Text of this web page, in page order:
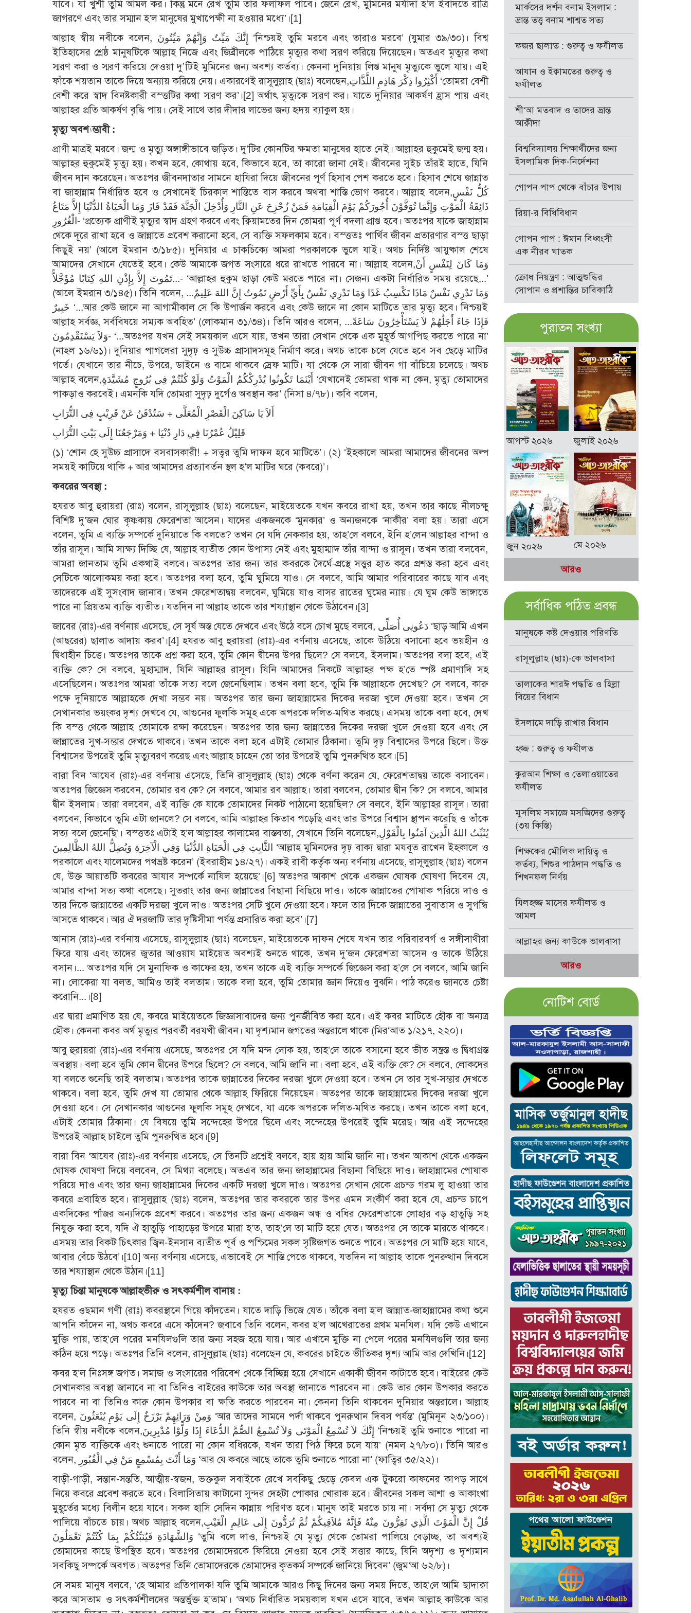
যাবে। যা খুশী তুমি আমল কর। কিন্তু মনে রেখ তুমি তার ফলাফল পাবে। জেনে রেখ, মুমিনের মর্যাদা হ’ল ইবাদতে রাত্রি
জাগরণে এবং তার সম্মান হ’ল মানুষের মুখাপেক্ষী না হওয়ার মধ্যে’।[1]
আল্লাহ স্বীয় নবীকে বলেন, إِنَّكَ مَيِّتٌ وَإِنَّهُمْ مَيِّتُونَ ‘নিশ্চয়ই তুমি মরবে এবং তারাও মরবে’ (যুমার ৩৯/৩০)। বিশ্ব
ইতিহাসের শ্রেষ্ঠ মানুষটিকে আল্লাহ নিজে এবং জিব্রীলকে পাঠিয়ে মৃত্যুর কথা স্মরণ করিয়ে দিয়েছেন। অতএব মৃত্যুর কথা
স্মরণ করা ও স্মরণ করিয়ে দেওয়া দু’টিই মুমিনের জন্য অবশ্য কর্তব্য। কেননা দুনিয়ায় লিপ্ত মানুষ মৃত্যুকে ভুলে যায়। এই
ফাঁকে শয়তান তাকে দিয়ে অন্যায় করিয়ে নেয়। একারণেই রাসূলুল্লাহ (ছাঃ) বলেছেন,أَكْثِرُوا ذِكْرَ هَاذِمِ اللَّذَّاتِ ‘তোমরা বেশী
বেশী করে স্বাদ বিনষ্টকারী বস্ত্তটির কথা স্মরণ কর’।[2] অর্থাৎ মৃত্যুকে স্মরণ কর। যাতে দুনিয়ার আকর্ষণ হ্রাস পায় এবং
আল্লাহর প্রতি আকর্ষণ বৃদ্ধি পায়। সেই সাথে তার দীদার লাভের জন্য হৃদয় ব্যাকুল হয়।
মৃত্যু অবশ্যম্ভাবী :
প্রাণী মাত্রই মরবে। জন্ম ও মৃত্যু অঙ্গাঙ্গীভাবে জড়িত। দু’টির কোনটির ক্ষমতা মানুষের হাতে নেই। আল্লাহর হুকুমেই জন্ম হয়।
আল্লাহর হুকুমেই মৃত্যু হয়। কখন হবে, কোথায় হবে, কিভাবে হবে, তা কারো জানা নেই। জীবনের সুইচ তাঁরই হাতে, যিনি
জীবন দান করেছেন। অতঃপর জীবনদাতার সামনে হাযিরা দিয়ে জীবনের পূর্ণ হিসাব পেশ করতে হবে। হিসাব শেষে জান্নাত
বা জাহান্নাম নির্ধারিত হবে ও সেখানেই চিরকাল শান্তিতে বাস করবে অথবা শাস্তি ভোগ করবে। আল্লাহ বলেন,كُلُّ نَفْسٍ
ذَائِقَةُ الْمَوْتِ وَإِنَّمَا تُوَفَّوْنَ أُجُورَكُمْ يَوْمَ الْقِيَامَةِ فَمَنْ زُحْزِحَ عَنِ النَّارِ وَأُدْخِلَ الْجَنَّةَ فَقَدْ فَازَ وَمَا الْحَيَاةُ الدُّنْيَا إِلاَّ مَتَاعُ
الْغُرُورِ- ‘প্রত্যেক প্রাণীই মৃত্যুর স্বাদ গ্রহণ করবে এবং ক্বিয়ামতের দিন তোমরা পূর্ণ বদলা প্রাপ্ত হবে। অতঃপর যাকে জাহান্নাম
থেকে দূরে রাখা হবে ও জান্নাতে প্রবেশ করানো হবে, সে ব্যক্তি সফলকাম হবে। বস্ত্ততঃ পার্থিব জীবন প্রতারণার বস্ত্ত ছাড়া
কিছুই নয়’ (আলে ইমরান ৩/১৮৫)। দুনিয়ার এ চাকচিক্যে আমরা পরকালকে ভুলে যাই। অথচ নির্দিষ্ট আয়ুষ্কাল শেষে
আমাদের সেখানে যেতেই হবে। কেউ আমাকে জগত সংসারে ধরে রাখতে পারবে না। আল্লাহ বলেন,وَمَا كَانَ لِنَفْسٍ أَنْ
تَمُوتَ إِلاَّ بِإِذْنِ اللهِ كِتَابًا مُؤَجَّلاًّ...- ‘আল্লাহর হুকুম ছাড়া কেউ মরতে পারে না। সেজন্য একটা নির্ধারিত সময় রয়েছে...’
(আলে ইমরান ৩/১৪৫)। তিনি বলেন, ...وَمَا تَدْرِي نَفْسٌ مَاذَا تَكْسِبُ غَدًا وَمَا تَدْرِي نَفْسٌ بِأَيِّ أَرْضٍ تَمُوتُ إِنَّ اللهَ عَلِيمٌ
خَبِيرٌ ‘...আর কেউ জানে না আগামীকাল সে কি উপার্জন করবে এবং কেউ জানে না কোন মাটিতে তার মৃত্যু হবে। নিশ্চয়ই
আল্লাহ সর্বজ্ঞ, সর্ববিষয়ে সম্যক অবহিত’ (লোকমান ৩১/৩৪)। তিনি আরও বলেন, ...فَإِذَا جَاءَ أَجَلُهُمْ لاَ يَسْتَأْخِرُونَ سَاعَةً
وَلاَ يَسْتَقْدِمُونَ- ‘...অতঃপর যখন সেই সময়কাল এসে যায়, তখন তারা সেখান থেকে এক মুহূর্ত আগপিছ করতে পারে না’
(নাহল ১৬/৬১)। দুনিয়ার পাগলেরা সুদৃঢ় ও সুউচ্চ প্রাসাদসমূহ নির্মাণ করে। অথচ তাকে চলে যেতে হবে সব ছেড়ে মাটির
গর্তে। যেখানে তার নীচে, উপরে, ডাইনে ও বামে থাকবে স্রেফ মাটি। যা থেকে সে সারা জীবন গা বাঁচিয়ে চলেছে। অথচ
আল্লাহ বলেন,أَيْنَمَا تَكُونُوا يُدْرِكْكُمُ الْمَوْتُ وَلَوْ كُنْتُمْ فِي بُرُوجٍ مُشَيَّدَةٍ ‘যেখানেই তোমরা থাক না কেন, মৃত্যু তোমাদের
পাকড়াও করবেই। এমনকি যদি তোমরা সুদৃঢ় দুর্গেও অবস্থান কর’ (নিসা ৪/৭৮)। কবি বলেন,
أَلاَ يَا سَاكِنَ الْقَصْرِ الْمُعَلَّى + سَتُدْفَنُ عَنْ قَرِيْبٍ فِى التُّرَابِ
قَلِيْلُ عُمْرُنَا فِي دَارِ دُنْيَا + وَمَرْجَعُنَا إِلَى بَيْتِ التُّرَابِ
(১) ‘শোন হে সুউচ্চ প্রাসাদে বসবাসকারী! + সত্বর তুমি দাফন হবে মাটিতে’। (২) ‘ইহকালে আমরা আমাদের জীবনের অল্প
সময়ই কাটিয়ে থাকি + আর আমাদের প্রত্যাবর্তন স্থল হ’ল মাটির ঘরে (কবরে)’।
কবরের অবস্থা :
হযরত আবু হুরায়রা (রাঃ) বলেন, রাসূলুল্লাহ (ছাঃ) বলেছেন, মাইয়েতকে যখন কবরে রাখা হয়, তখন তার কাছে নীলচক্ষু
বিশিষ্ট দু’জন ঘোর কৃষ্ণকায় ফেরেশতা আসেন। যাদের একজনকে ‘মুনকার’ ও অন্যজনকে ‘নাকীর’ বলা হয়। তারা এসে
বলেন, তুমি এ ব্যক্তি সম্পর্কে দুনিয়াতে কি বলতে? তখন সে যদি নেককার হয়, তাহ’লে বলবে, ইনি হ’লেন আল্লাহর বান্দা ও
তাঁর রাসূল। আমি সাক্ষ্য দিচ্ছি যে, আল্লাহ ব্যতীত কোন উপাস্য নেই এবং মুহাম্মাদ তাঁর বান্দা ও রাসূল। তখন তারা বলবেন,
আমরা জানতাম তুমি একথাই বলবে। অতঃপর তার জন্য তার কবরকে দৈর্ঘে-প্রস্থে সত্তুর হাত করে প্রশস্ত করা হবে এবং
সেটিকে আলোকময় করা হবে। অতঃপর বলা হবে, তুমি ঘুমিয়ে যাও। সে বলবে, আমি আমার পরিবারের কাছে যাব এবং
তাদেরকে এই সুসংবাদ জানাব। তখন ফেরেশতাদ্বয় বলবেন, ঘুমিয়ে যাও বাসর রাতের ঘুমের ন্যায়। যে ঘুম কেউ ভাঙ্গাতে
পারে না প্রিয়তম ব্যক্তি ব্যতীত। যতদিন না আল্লাহ তাকে তার শয্যাস্থান থেকে উঠাবেন।[3]
জাবের (রাঃ)-এর বর্ণনায় এসেছে, সে সূর্য অস্ত যেতে দেখবে এবং উঠে বসে চোখ মুছে বলবে, دَعُونِى أُصَلِّى ‘ছাড় আমি এখন
(আছরের) ছালাত আদায় করব’।[4] হযরত আবু হুরায়রা (রাঃ)-এর বর্ণনায় এসেছে, তাকে উঠিয়ে বসানো হবে ভয়হীন ও
দ্বিধাহীন চিত্তে। অতঃপর তাকে প্রশ্ন করা হবে, তুমি কোন দ্বীনের উপর ছিলে? সে বলবে, ইসলাম। অতঃপর বলা হবে, এই
ব্যক্তি কে? সে বলবে, মুহাম্মাদ, যিনি আল্লাহর রাসূল। যিনি আমাদের নিকটে আল্লাহর পক্ষ হ’তে স্পষ্ট প্রমাণাদি সহ
এসেছিলেন। অতঃপর আমরা তাঁকে সত্য বলে জেনেছিলাম। তখন বলা হবে, তুমি কি আল্লাহকে দেখেছ? সে বলবে, কারু
পক্ষে দুনিয়াতে আল্লাহকে দেখা সম্ভব নয়। অতঃপর তার জন্য জাহান্নামের দিকের দরজা খুলে দেওয়া হবে। তখন সে
সেখানকার ভয়ংকর দৃশ্য দেখবে যে, আগুনের ফুলকি সমূহ একে অপরকে দলিত-মথিত করছে। এসময় তাকে বলা হবে, দেখ
কি বস্ত্ত থেকে আল্লাহ তোমাকে রক্ষা করেছেন। অতঃপর তার জন্য জান্নাতের দিকের দরজা খুলে দেওয়া হবে এবং সে
জান্নাতের সুখ-সম্ভার দেখতে থাকবে। তখন তাকে বলা হবে এটাই তোমার ঠিকানা। তুমি দৃঢ় বিশ্বাসের উপরে ছিলে। উক্ত
বিশ্বাসের উপরেই তুমি মৃত্যুবরণ করেছ এবং আল্লাহ চাহেন তো তার উপরেই তুমি পুনরুত্থিত হবে।[5]
বারা বিন ‘আযেব (রাঃ)-এর বর্ণনায় এসেছে, তিনি রাসূলুল্লাহ (ছাঃ) থেকে বর্ণনা করেন যে, ফেরেশতাদ্বয় তাকে বসাবেন।
অতঃপর জিজ্ঞেস করবেন, তোমার রব কে? সে বলবে, আমার রব আল্লাহ। তারা বলবেন, তোমার দ্বীন কি? সে বলবে, আমার
দ্বীন ইসলাম। তারা বলবেন, এই ব্যক্তি কে যাকে তোমাদের নিকট পাঠানো হয়েছিল? সে বলবে, ইনি আল্লাহর রাসূল। তারা
বলবেন, কিভাবে তুমি এটা জানলে? সে বলবে, আমি আল্লাহর কিতাব পড়েছি এবং তার উপরে বিশ্বাস স্থাপন করেছি ও তাঁকে
সত্য বলে জেনেছি’। বস্ত্ততঃ এটাই হ’ল আল্লাহর কালামের বাস্তবতা, যেখানে তিনি বলেছেন,يُثَبِّتُ اللهُ الَّذِينَ آمَنُوا بِالْقَوْلِ
الثَّابِتِ فِي الْحَيَاةِ الدُّنْيَا وَفِي الْآخِرَةِ وَيُضِلُّ اللهُ الظَّالِمِينَ ‘আল্লাহ মুমিনদের দৃঢ় বাক্য দ্বারা মযবূত রাখেন ইহকালে ও
পরকালে এবং যালেমদের পথভ্রষ্ট করেন’ (ইবরাহীম ১৪/২৭)। একই রাবী কর্তৃক অন্য বর্ণনায় এসেছে, রাসূলুল্লাহ (ছাঃ) বলেন
যে, উক্ত আয়াতটি কবরের আযাব সম্পর্কে নাযিল হয়েছে’।[6] অতঃপর আকাশ থেকে একজন ঘোষক ঘোষণা দিবেন যে,
আমার বান্দা সত্য কথা বলেছে। সুতরাং তার জন্য জান্নাতের বিছানা বিছিয়ে দাও। তাকে জান্নাতের পোষাক পরিয়ে দাও ও
তার দিকে জান্নাতের একটি দরজা খুলে দাও। অতঃপর সেটি খুলে দেওয়া হবে। ফলে তার দিকে জান্নাতের সুবাতাস ও সুগন্ধি
আসতে থাকবে। আর ঐ দরজাটি তার দৃষ্টিসীমা পর্যন্ত প্রসারিত করা হবে’।[7]
আনাস (রাঃ)-এর বর্ণনায় এসেছে, রাসূলুল্লাহ (ছাঃ) বলেছেন, মাইয়েতকে দাফন শেষে যখন তার পরিবারবর্গ ও সঙ্গীসাথীরা
ফিরে যায় এবং তাদের জুতার আওয়ায মাইয়েত অবশ্যই শুনতে থাকে, তখন দু’জন ফেরেশতা আসেন ও তাকে উঠিয়ে
বসান।... অতঃপর যদি সে মুনাফিক ও কাফের হয়, তখন তাকে এই ব্যক্তি সম্পর্কে জিজ্ঞেস করা হ’লে সে বলবে, আমি জানি
না। লোকেরা যা বলত, আমিও তাই বলতাম। তাকে বলা হবে, তুমি তোমার জ্ঞান দিয়েও বুঝনি। পাঠ করেও জানতে চেষ্টা
করোনি...।[8]
এর দ্বারা প্রমাণিত হয় যে, কবরে মাইয়েতকে জিজ্ঞাসাবাদের জন্য পুনর্জীবিত করা হবে। এই কবর মাটিতে হৌক বা অন্যত্র
হৌক। কেননা কবর অর্থ মৃত্যুর পরবর্তী বরযখী জীবন। যা দৃশ্যমান জগতের অন্তরালে থাকে (মির‘আত ১/২১৭, ২২০)।
আবু হুরায়রা (রাঃ)-এর বর্ণনায় এসেছে, অতঃপর সে যদি মন্দ লোক হয়, তাহ’লে তাকে বসানো হবে ভীত সন্ত্রস্ত ও দ্বিধাগ্রস্ত
অবস্থায়। বলা হবে তুমি কোন দ্বীনের উপরে ছিলে? সে বলবে, আমি জানি না। বলা হবে, এই ব্যক্তি কে? সে বলবে, লোকদের
যা বলতে শুনেছি তাই বলতাম। অতঃপর তাকে জান্নাতের দিকের দরজা খুলে দেওয়া হবে। তখন সে তার সুখ-সম্ভার দেখতে
থাকবে। বলা হবে, তুমি দেখ যা তোমার থেকে আল্লাহ ফিরিয়ে নিয়েছেন। অতঃপর তাকে জাহান্নামের দিকের দরজা খুলে
দেওয়া হবে। সে সেখানকার আগুনের ফুলকি সমূহ দেখবে, যা একে অপরকে দলিত-মথিত করছে। তখন তাকে বলা হবে,
এটাই তোমার ঠিকানা। যে বিষয়ে তুমি সন্দেহের উপরে ছিলে এবং সন্দেহের উপরেই তুমি মরেছ। আর এই সন্দেহের
উপরেই আল্লাহ চাইলে তুমি পুনরুত্থিত হবে।[9]
বারা বিন ‘আযেব (রাঃ)-এর বর্ণনায় এসেছে, সে তিনটি প্রশ্নেই বলবে, হায় হায় আমি জানি না। তখন আকাশ থেকে একজন
ঘোষক ঘোষণা দিয়ে বলবেন, সে মিথ্যা বলেছে। অতএব তার জন্য জাহান্নামের বিছানা বিছিয়ে দাও। জাহান্নামের পোষাক
পরিয়ে দাও এবং তার জন্য জাহান্নামের দিকের একটি দরজা খুলে দাও। অতঃপর সেখান থেকে প্রচন্ড গরম লু হাওয়া তার
কবরে প্রবাহিত হবে। রাসূলুল্লাহ (ছাঃ) বলেন, অতঃপর তার কবরকে তার উপর এমন সংকীর্ণ করা হবে যে, প্রচন্ড চাপে
একদিকের পাঁজর অন্যদিকে প্রবেশ করবে। অতঃপর তার জন্য একজন অন্ধ ও বধির ফেরেশতাকে লোহার বড় হাতুড়ি সহ
নিযুক্ত করা হবে, যদি ঐ হাতুড়ি পাহাড়ের উপরে মারা হ’ত, তাহ’লে তা মাটি হয়ে যেত। অতঃপর সে তাকে মারতে থাকবে।
এসময় তার বিকট চিৎকার জ্বিন-ইনসান ব্যতীত পূর্ব ও পশ্চিমের সকল সৃষ্টিজগত শুনতে পাবে। অতঃপর সে মাটি হয়ে যাবে,
আবার বেঁচে উঠবে’।[10] অন্য বর্ণনায় এসেছে, এভাবেই সে শাস্তি পেতে থাকবে, যতদিন না আল্লাহ তাকে পুনরুত্থান দিবসে
তার শয্যাস্থান থেকে উঠান।[11]
মৃত্যু চিন্তা মানুষকে আল্লাহভীরু ও সৎকর্মশীল বানায় :
হযরত ওছমান গণী (রাঃ) কবরস্থানে গিয়ে কাঁদতেন। যাতে দাড়ি ভিজে যেত। তাঁকে বলা হ’ল জান্নাত-জাহান্নামের কথা শুনে
আপনি কাঁদেন না, অথচ কবরে এসে কাঁদেন? জবাবে তিনি বলেন, কবর হ’ল আখেরাতের প্রথম মনযিল। যদি কেউ এখানে
মুক্তি পায়, তাহ’লে পরের মনযিলগুলি তার জন্য সহজ হয়ে যায়। আর এখানে মুক্তি না পেলে পরের মনযিলগুলি তার জন্য
কঠিন হয়ে পড়ে। অতঃপর তিনি বলেন, রাসূলুল্লাহ (ছাঃ) বলেছেন যে, কবরের চাইতে ভীতিকর দৃশ্য আমি আর দেখিনি।[12]
কবর হ’ল নিঃসঙ্গ জগত। সমাজ ও সংসারের পরিবেশ থেকে বিচ্ছিন্ন হয়ে সেখানে একাকী জীবন কাটাতে হবে। বাইরের কেউ
সেখানকার অবস্থা জানাবে না বা তিনিও বাইরের কাউকে তার অবস্থা জানাতে পারবেন না। কেউ তার কোন উপকার করতে
পারবে না বা তিনিও কারু কোন উপকার বা ক্ষতি করতে পারবেন না। কেননা তিনি থাকবেন দুনিয়ার অন্তরালে। আল্লাহ
বলেন, وَمِنْ وَرَائِهِمْ بَرْزَخٌ إِلَى يَوْمِ يُبْعَثُونَ ‘আর তাদের সামনে পর্দা থাকবে পুনরুত্থান দিবস পর্যন্ত’ (মুমিনূন ২৩/১০০)।
তিনি স্বীয় নবীকে বলেন,إِنَّكَ لاَ تُسْمِعُ الْمَوْتَى وَلاَ تُسْمِعُ الصُّمَّ الدُّعَاءَ إِذَا وَلَّوْا مُدْبِرِينَ ‘নিশ্চয়ই তুমি শুনাতে পারো না
কোন মৃত ব্যক্তিকে এবং শুনাতে পারো না কোন বধিরকে, যখন তারা পিঠ ফিরে চলে যায়’ (নমল ২৭/৮০)। তিনি আরও
বলেন, وَمَا أَنْتَ بِمُسْمِعٍ مَنْ فِي الْقُبُورِ ‘আর যে কবরে আছে তাকে তুমি শুনাতে পারো না’ (ফাত্বির ৩৫/২২)।
বাড়ী-গাড়ী, সন্তান-সন্ততি, আত্মীয়-স্বজন, ভক্তকুল সবাইকে রেখে সবকিছু ছেড়ে কেবল এক টুকরো কাফনের কাপড় সাথে
নিয়ে কবরে প্রবেশ করতে হবে। বিলাসিতায় কাটানো সুন্দর দেহটা পোকার খোরাক হবে। জীবনের সকল আশা ও আকাংখা
মুহূর্তের মধ্যে বিলীন হয়ে যাবে। সকল হাসি সেদিন কান্নায় পরিণত হবে। মানুষ তাই মরতে চায় না। সর্বদা সে মৃত্যু থেকে
পালিয়ে বাঁচতে চায়। অথচ আল্লাহ বলেন,قُلْ إِنَّ الْمَوْتَ الَّذِي تَفِرُّونَ مِنْهُ فَإِنَّهُ مُلاَقِيكُمْ ثُمَّ تُرَدُّونَ إِلَى عَالِمِ الْغَيْبِ
وَالشَّهَادَةِ فَيُنَبِّئُكُمْ بِمَا كُنْتُمْ تَعْمَلُونَ ‘তুমি বলে দাও, নিশ্চয়ই যে মৃত্যু থেকে তোমরা পালিয়ে বেড়াচ্ছ, তা অবশ্যই
তোমাদের কাছে উপস্থিত হবে। অতঃপর তোমাদেরকে ফিরিয়ে নেওয়া হবে সেই সত্তার কাছে, যিনি অদৃশ্য ও দৃশ্যমান
সবকিছু সম্পর্কে অবগত। অতঃপর তিনি তোমাদেরকে তোমাদের কৃতকর্ম সম্পর্কে জানিয়ে দিবেন’ (জুম‘আ ৬২/৮)।
সে সময় মানুষ বলবে, ‘হে আমার প্রতিপালক! যদি তুমি আমাকে আরও কিছু দিনের জন্য সময় দিতে, তাহ’লে আমি ছাদাক্বা
করে আসতাম ও সৎকর্মশীলদের অন্তর্ভুক্ত হ’তাম’। ‘অথচ নির্ধারিত সময়কাল যখন এসে যাবে, তখন আল্লাহ কাউকে আর
মার্কসের দর্শন বনাম ইসলাম :
ভ্রান্ত তত্ত্ব বনাম শাশ্বত সত্য
ফজর ছালাত : গুরুত্ব ও ফযীলত
আযান ও ইক্বামতের গুরুত্ব ও
ফযীলত
শী‘আ মতবাদ ও তাদের ভ্রান্ত
আক্বীদা
বিশ্ববিদ্যালয় শিক্ষার্থীদের জন্য
ইসলামিক দিক-নির্দেশনা
গোপন পাপ থেকে বাঁচার উপায়
রিয়া-র বিধিবিধান
গোপন পাপ : ঈমান বিধ্বংসী
এক নীরব ঘাতক
ক্রোধ নিয়ন্ত্রণ : আত্মশুদ্ধির
সোপান ও প্রশান্তির চাবিকাঠি
পুরাতন সংখ্যা
আগস্ট ২০২৬ জুলাই ২০২৬
জুন ২০২৬ মে ২০২৬
আরও
সর্বাধিক পঠিত প্রবন্ধ
মানুষকে কষ্ট দেওয়ার পরিণতি
রাসূলুল্লাহ (ছাঃ)-কে ভালবাসা
তালাকের শারঈ পদ্ধতি ও হিল্লা
বিয়ের বিধান
ইসলামে দাড়ি রাখার বিধান
হজ্জ : গুরুত্ব ও ফযীলত
কুরআন শিক্ষা ও তেলাওয়াতের
ফযীলত
মুসলিম সমাজে মসজিদের গুরুত্ব
(৩য় কিস্তি)
শিক্ষকের মৌলিক দায়িত্ব ও
কর্তব্য, শিশুর পাঠদান পদ্ধতি ও
শিখনফল নির্ণয়
যিলহজ্জ মাসের ফযীলত ও
আমল
আল্লাহর জন্য কাউকে ভালবাসা
আরও
নোটিশ বোর্ড